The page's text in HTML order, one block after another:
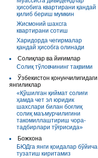
ҳисобига квартирани қандай
қилиб бериш мумкин
Жисмоний шахсга
квартирани сотиш
Харидорда чегирмалар
қандай ҳисобга олинади
Солиқлар ва йиғимлар
Солиқ тўловчининг тақвими
Ўзбекистон қонунчилигидаги
янгиликлар
«Қўшилган қиймат солиғи
ҳамда чет эл юридик
шахслари билан боғлиқ
солиқ маъмурчилигини
такомиллаштириш чора-
тадбирлари тўғрисида»
Божхона
БЮДга янги қоидалар бўйича
тузатиш киритамиз